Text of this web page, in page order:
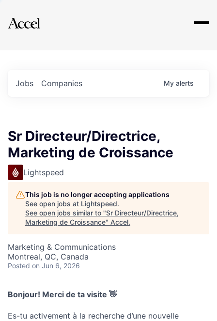
Explore
Jobs Companies My alerts
Sr Directeur/Directrice,
Marketing de Croissance
Lightspeed
This job is no longer accepting applications
See open jobs at Lightspeed.
See open jobs similar to "Sr Directeur/Directrice,
Marketing de Croissance" Accel.
Marketing & Communications
Montreal, QC, Canada
Posted on Jun 6, 2026
Bonjour! Merci de ta visite 👋
Es-tu activement à la recherche d’une nouvelle